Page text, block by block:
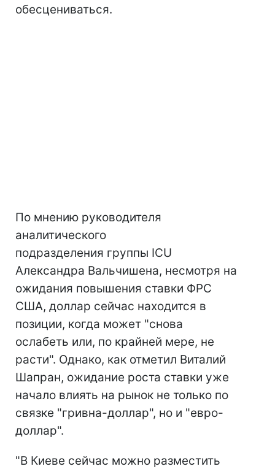
обесцениваться.
По мнению руководителя
аналитического
подразделения группы ICU
Александра Вальчишена, несмотря на
ожидания повышения ставки ФРС
США, доллар сейчас находится в
позиции, когда может "снова
ослабеть или, по крайней мере, не
расти". Однако, как отметил Виталий
Шапран, ожидание роста ставки уже
начало влиять на рынок не только по
связке "гривна-доллар", но и "евро-
доллар".
"В Киеве сейчас можно разместить